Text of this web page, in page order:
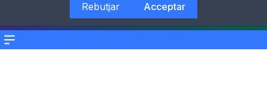
Menu
Rebutjar
Acceptar